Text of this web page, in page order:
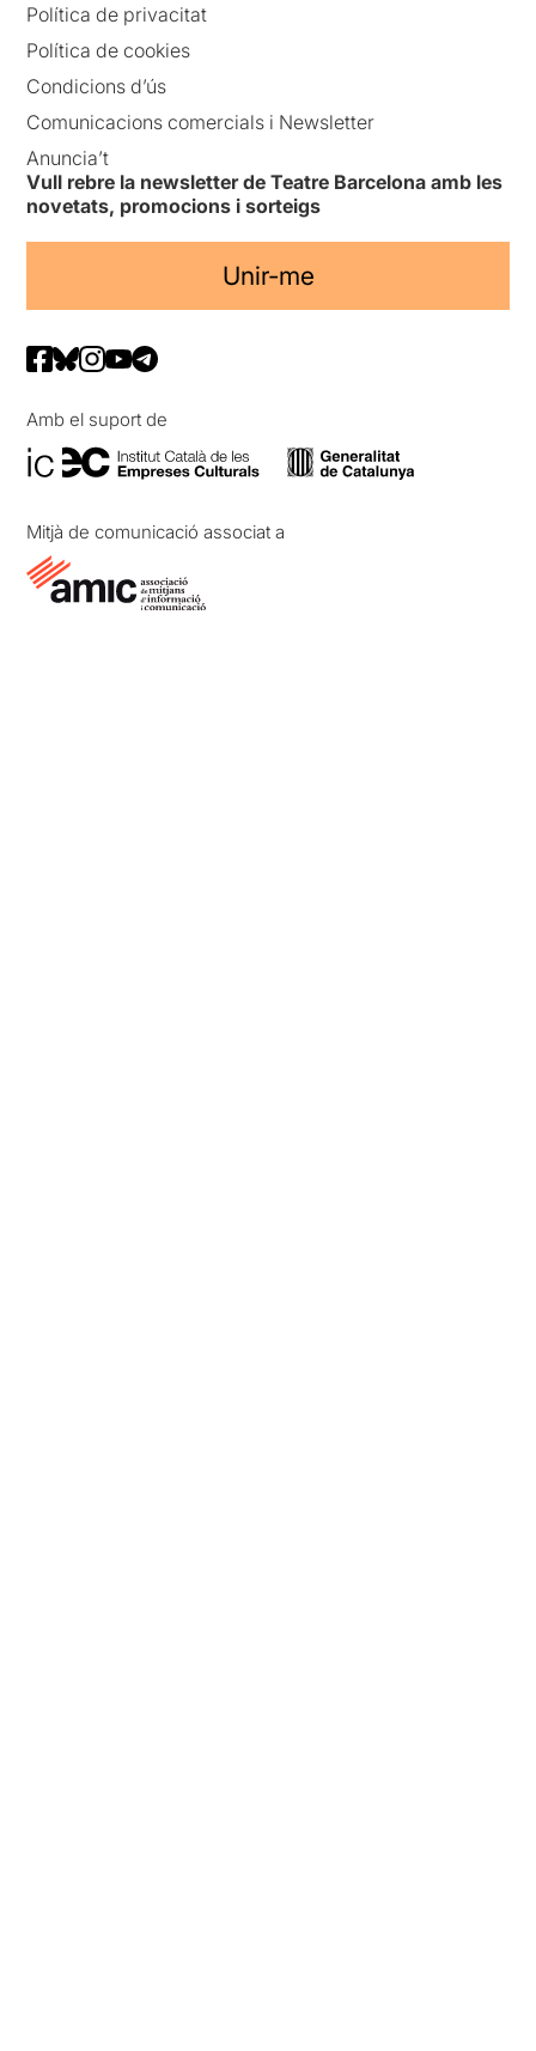
Política de privacitat
Política de cookies
Condicions d’ús
Comunicacions comercials i Newsletter
Anuncia’t
Vull rebre la newsletter de Teatre Barcelona amb les
novetats, promocions i sorteigs
Unir-me
Amb el suport de
Mitjà de comunicació associat a